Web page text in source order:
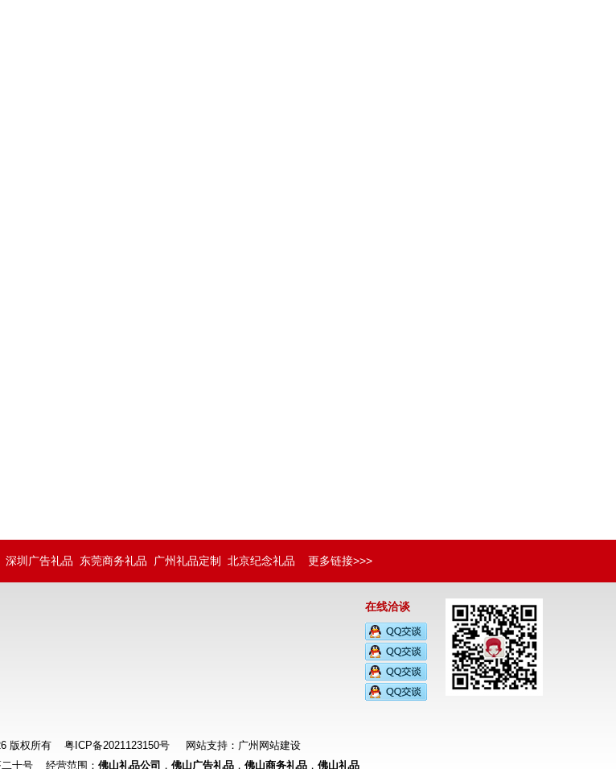
深圳广告礼品 东莞商务礼品 广州礼品定制 北京纪念礼品 更多链接>>>
在线洽谈
版权所有 粤ICP备2021123150号 网站支持： 广州网站建设
二十号 经营范围： 佛山礼品公司 ， 佛山广告礼品， 佛山商务礼品， 佛山礼品